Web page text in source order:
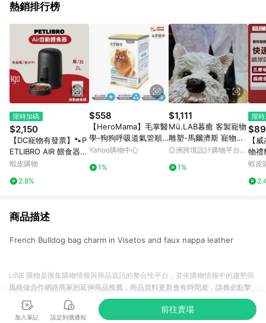
熱銷排行榜
限時加碼
$2,150
【DC寵物有發票】🐾P
ETLIBRO AIR 餵食器2L
Wi-Fi款／按鍵款 寵物
05
蝦皮購物
2.8%
$558
【HeroMama】毛掌醫
學-狗狗呼吸道氣管順
暢保養粉50g/氣管保養
Yahoo購物中心
1%
$1,111
Mü.LAB暮癒 客製寵物
雕塑-馬爾濟斯 寵物客
製 寵物訂做 寵物紀念
亞洲跨境設計購物平台
1%
限
$89
【
物禮
貌帶
布
蝦皮
商品描述
French Bulldog bag charm in Visetos and faux nappa leather
加入筆記 設定到價通知
前往賣場
LINE 購物是匯集購物情報與商品資訊的整合性平台，並依購物情報中的趨勢與
風格做合作網路商家的延伸商品推薦，商品資料更新會有時間差，請務必點擊
商品至各合作網路商家，確認現售價與購物條件，一切資訊以合作廠商網頁為
準。